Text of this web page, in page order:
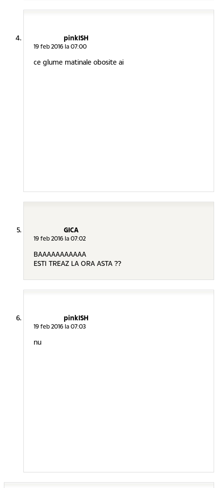
pinkISH
19 feb 2016 la 07:00
ce glume matinale obosite ai
GICA
19 feb 2016 la 07:02
BAAAAAAAAAAA
ESTI TREAZ LA ORA ASTA ??
pinkISH
19 feb 2016 la 07:03
nu